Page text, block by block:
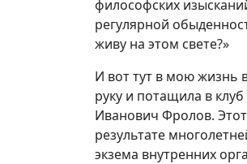
философских
регулярной
живу на этом свете?»
И вот тут в мою жизнь
руку и потащила в
Иванович Фролов.
результате
экзема внутренних